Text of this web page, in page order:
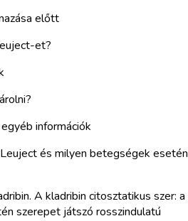
előtt
et?
információk
és milyen betegségek esetén
A kladribin citosztatikus szer: a
szerepet játszó rosszindulatú